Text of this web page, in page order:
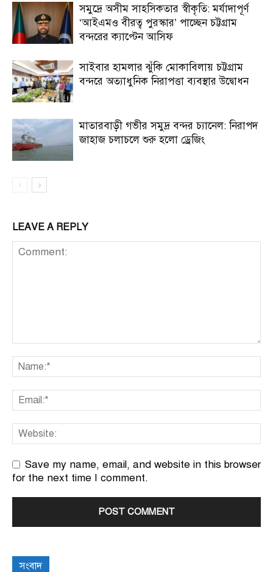
সমুদ্রে অসীম সাহসিকতার স্বীকৃতি: মর্যাদাপূর্ণ
‘আইএমও বীরত্ব পুরস্কার’ পাচ্ছেন চট্টগ্রাম
বন্দরের ক্যাপ্টেন আসিফ
সাইবার হামলার ঝুঁকি মোকাবিলায় চট্টগ্রাম
বন্দরে অত্যাধুনিক নিরাপত্তা ব্যবস্থার উদ্বোধন
মাতারবাড়ী গভীর সমুদ্র বন্দর চ্যানেল: নিরাপদ
জাহাজ চলাচলে শুরু হলো ড্রেজিং
LEAVE A REPLY
Save my name, email, and website in this browser
for the next time I comment.
সংবাদ